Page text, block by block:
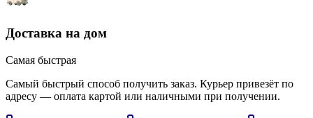
Доставка на дом
Самая быстрая
Самый быстрый способ получить заказ. Курьер привезёт по
адресу — оплата картой или наличными при получении.